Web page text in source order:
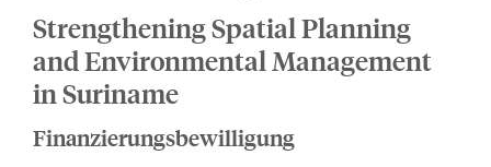
Strengthening Spatial Planning
and Environmental Management
in Suriname
Finanzierungsbewilligung